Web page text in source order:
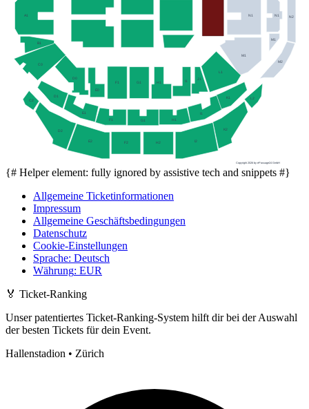
N2
M2
L2
K2
I2
H2
F2
E2
D2
C2
N1
M1
K1
I1
H1
G1
F1
E1
D1
N1
M1
L1
J1
I1
H1
G1
F1
E0
D0
C0
B1
A1
Copyright 2026 by ePassage24 GmbH
{# Helper element: fully ignored by assistive tech and snippets #}
Allgemeine Ticketinformationen
Impressum
Allgemeine Geschäftsbedingungen
Datenschutz
Cookie-Einstellungen
Sprache: Deutsch
Währung: EUR
🏅 Ticket-Ranking
Unser patentiertes Ticket-Ranking-System hilft dir bei der Auswahl
der besten Tickets für dein Event.
Hallenstadion • Zürich